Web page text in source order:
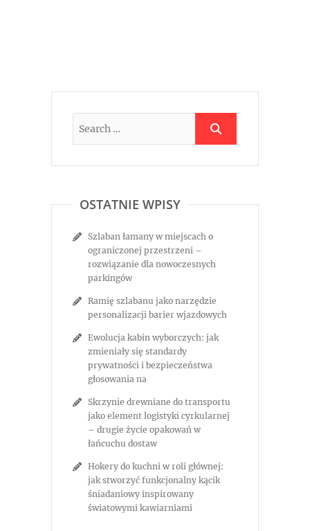
OSTATNIE WPISY
Szlaban łamany w miejscach o
ograniczonej przestrzeni –
rozwiązanie dla nowoczesnych
parkingów
Ramię szlabanu jako narzędzie
personalizacji barier wjazdowych
Ewolucja kabin wyborczych: jak
zmieniały się standardy
prywatności i bezpieczeństwa
głosowania na
Skrzynie drewniane do transportu
jako element logistyki cyrkularnej
– drugie życie opakowań w
łańcuchu dostaw
Hokery do kuchni w roli głównej:
jak stworzyć funkcjonalny kącik
śniadaniowy inspirowany
światowymi kawiarniami